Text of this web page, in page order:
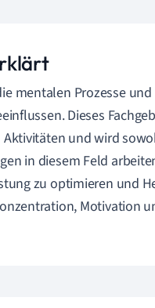
mentalen Prozesse
Dieses
und wird
in diesem Feld
zu optimieren und
Motivation